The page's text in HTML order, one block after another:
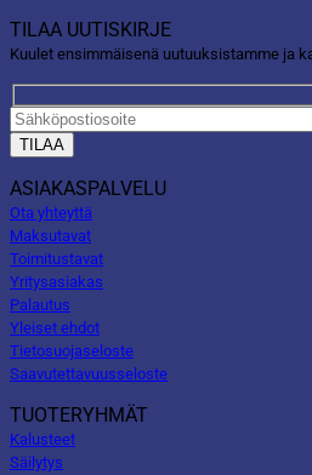
TILAA UUTISKIRJE
Kuulet ensimmäisenä uutuuksistamme ja
ASIAKASPALVELU
Ota yhteyttä
Maksutavat
Toimitustavat
Yritysasiakas
Palautus
Yleiset ehdot
Tietosuojaseloste
Saavutettavuusseloste
TUOTERYHMÄT
Kalusteet
Säilytys